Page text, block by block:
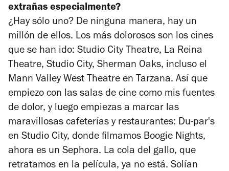
extrañas especialmente?
¿Hay sólo uno? De ninguna manera, hay un
millón de ellos. Los más dolorosos son los cines
que se han ido: Studio City Theatre, La Reina
Theatre, Studio City, Sherman Oaks, incluso el
Mann Valley West Theatre en Tarzana. Así que
empiezo con las salas de cine como mis fuentes
de dolor, y luego empiezas a marcar las
maravillosas cafeterías y restaurantes: Du-par's
en Studio City, donde filmamos Boogie Nights,
ahora es un Sephora. La cola del gallo, que
retratamos en la película, ya no está. Solían